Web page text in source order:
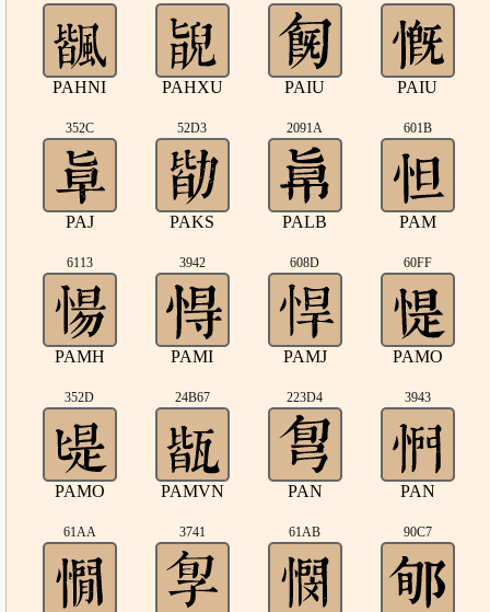
PAHNI PAHXU PAIU PAIU
352C
PAJ
52D3
PAKS
2091A
PALB
601B
PAM
6113
PAMH
3942
PAMI
608D
PAMJ
60FF
PAMO
352D
PAMO
24B67
PAMVN
223D4
PAN
3943
PAN
61AA 3741 61AB 90C7